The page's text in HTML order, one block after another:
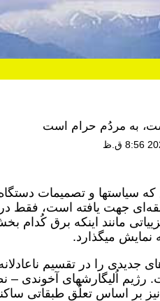
به مردُم حرام است
سیاستها و تصمیمات
جهت یافته است، فقط
مانند اینکه برق
نمایش میگذارد.
جدیدی را در تقسیم
اُلیگارشهای آخوندی –
بر اساس تعلُق طبقاتی